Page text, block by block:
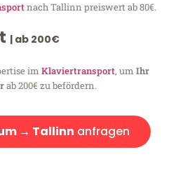
nach Tallinn preiswert ab 80€.
| ab 200€
im Klaviertransport, um Ihr
ab 200€ zu befördern.
→ Tallinn anfragen